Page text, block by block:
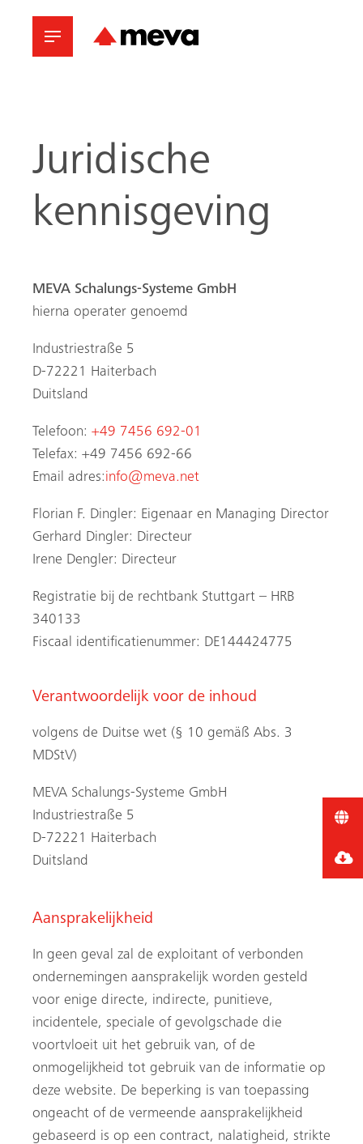
Juridische
kennisgeving
MEVA Schalungs-Systeme GmbH
hierna operater genoemd
Industriestraße 5
D-72221 Haiterbach
Duitsland
Telefoon: +49 7456 692-01
Telefax: +49 7456 692-66
Email adres:info@meva.net
Florian F. Dingler: Eigenaar en Managing Director
Gerhard Dingler: Directeur
Irene Dengler: Directeur
Registratie bij de rechtbank Stuttgart – HRB
340133
Fiscaal identificatienummer: DE144424775
Verantwoordelijk voor de inhoud
volgens de Duitse wet (§ 10 gemäß Abs. 3
MDStV)
MEVA Schalungs-Systeme GmbH
Industriestraße 5
D-72221 Haiterbach
Duitsland
Aansprakelijkheid
In geen geval zal de exploitant of verbonden
ondernemingen aansprakelijk worden gesteld
voor enige directe, indirecte, punitieve,
incidentele, speciale of gevolgschade die
voortvloeit uit het gebruik van, of de
onmogelijkheid tot gebruik van de informatie op
deze website. De beperking is van toepassing
ongeacht of de vermeende aansprakelijkheid
gebaseerd is op een contract, nalatigheid, strikte